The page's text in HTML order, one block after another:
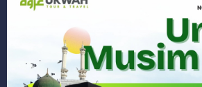
Gelar Musdalub, Ini Tujuan Partai
Wakili Gubernur Sumbar, Kabiro Kesra Hadiri dan Berikan Arahan pada MTQ
RELIS KEJAKSAAN TINGGI